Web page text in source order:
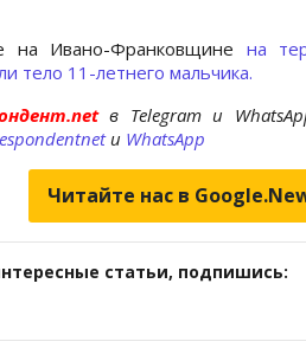
на Ивано-Франковщине на
тело 11-летнего мальчика.
в Telegram и
и WhatsApp
Читайте нас в
статьи, подпишись: